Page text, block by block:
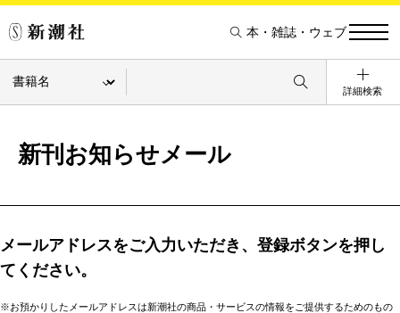
本・雑誌・ウェブ
詳細検索
新刊お知らせメール
メールアドレスをご入力いただき、登録ボタンを押し
てください。
※お預かりしたメールアドレスは新潮社の商品・サービスの情報をご提供するためのもの